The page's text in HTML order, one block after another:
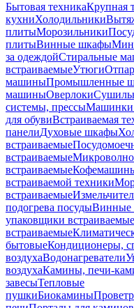
Бытовая техникаКрупная
кухниХолодильники
плитыМорозильники
плитыВинные шкафы
за одеждойСтиральные
встраиваемыеУтюги
машиныПромышленные
машиныОверлоки
системы, прессыМашинки
для обувиВстраиваемая
панелиДуховые шкафы
встраиваемые
встраиваемые
встраиваемые
встраиваемой техники
встраиваемые
подогрева посудыВинные
упаковщики встраиваемые
встраиваемые
бытовыеКондиционеры,
воздухаВодонагреватели
воздухаКамины, печи-
завесыТепловые
пушкиБиокамины